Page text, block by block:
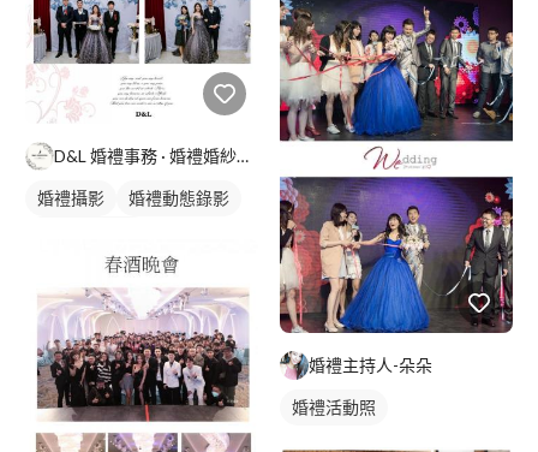
D&L 婚禮事務 · 婚禮婚紗攝影
婚禮攝影
婚禮動態錄影
婚禮主持人-朵朵
婚禮活動照